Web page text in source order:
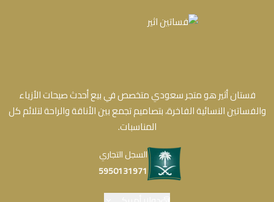
فستان أثير هو متجر سعودي متخصص في بيع أحدث صيحات الأزياء
والفساتين النسائية الفاخرة، بتصاميم تجمع بين الأناقة والراحة لتلائم كل
المناسبات.
السجل التجاري
5950131971